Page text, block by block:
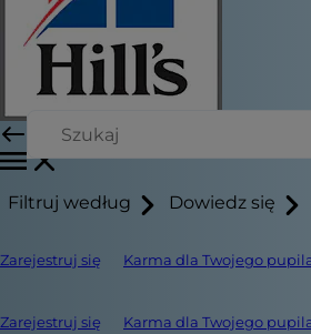
Filtruj według Dowiedz się
Zarejestruj się Karma dla Twojego
Zarejestruj się Karma dla Twojego